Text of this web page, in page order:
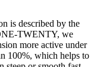
is described by the
TWENTY, we
more active under
100%, which helps to